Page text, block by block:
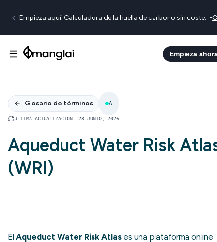
Empieza aquí: Calculadora de la huella de carbono sin coste. -
Empieza
Glosario de términos A
ÚLTIMA ACTUALIZACIÓN: 23 JUNIO, 2026
Aqueduct Water Risk
(WRI)
El Aqueduct Water Risk Atlas es una plataforma online